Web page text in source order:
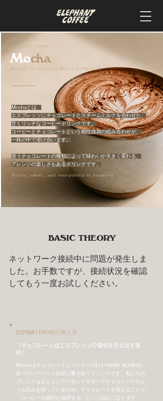
Mocha
Mochaとは、
エスプレッソにチョコレートとスチームミルクを合わせた、
甘くリッチなコーヒードリンクです。
コーヒーとチョコレートという相性抜群の組み合わせが、
一杯の中で溶け合います。
使うチョコレートの種類によって味わいが大きく変わる、
アレンジの楽しさもあるドリンクです。
COFFEE DICTIONARY
WHERE CHOCOLATE MEETS ESPRESSO
Bitter, sweet, and everything in between.
BASIC THEORY
ネットワーク接続中に問題が発生しま
した。お手数ですが、接続状況を確認
してもう一度お試しください。
ELEPHANT COFFEEの考え方
「チョコレートはエスプレッソの個性を引き出す素
材」
MochaはチョコレートとコーヒーがELEPHANT BLENDの
持つフレーバーと自然に響き合うドリンクです。私たちの
ブレンドはもともとアーモンドやダークチョコレートのよ
うな甘みを持っているため、チョコレートを加えることで
「コーヒーの個性を強調する」という設計になります。